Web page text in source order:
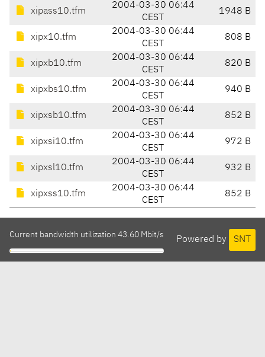
xipass10.tfm
2004-03-30 06:44
CEST
1948 B
xipx10.tfm
2004-03-30 06:44
CEST
808 B
xipxb10.tfm
2004-03-30 06:44
CEST
820 B
xipxbs10.tfm
2004-03-30 06:44
CEST
940 B
xipxsb10.tfm
2004-03-30 06:44
CEST
852 B
xipxsi10.tfm
2004-03-30 06:44
CEST
972 B
xipxsl10.tfm
2004-03-30 06:44
CEST
932 B
xipxss10.tfm
2004-03-30 06:44
CEST
852 B
Powered by SNT
Current bandwidth utilization 43.60 Mbit/s